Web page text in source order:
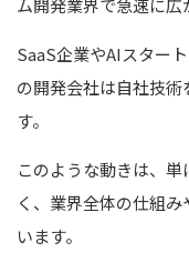
SaaS企業やAIスター
の開発会社は自社技
す。
このような動きは、
く、業界全体の仕組
います。